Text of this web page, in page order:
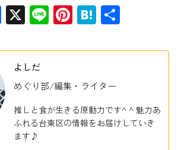
Facebook
X LinePinterest
Hatena
よしだ
めぐり部/編集・ライター
推しと食が生きる原動力です^ ^ 魅力あ
ふれる台東区の情報をお届けしていき
ます♪